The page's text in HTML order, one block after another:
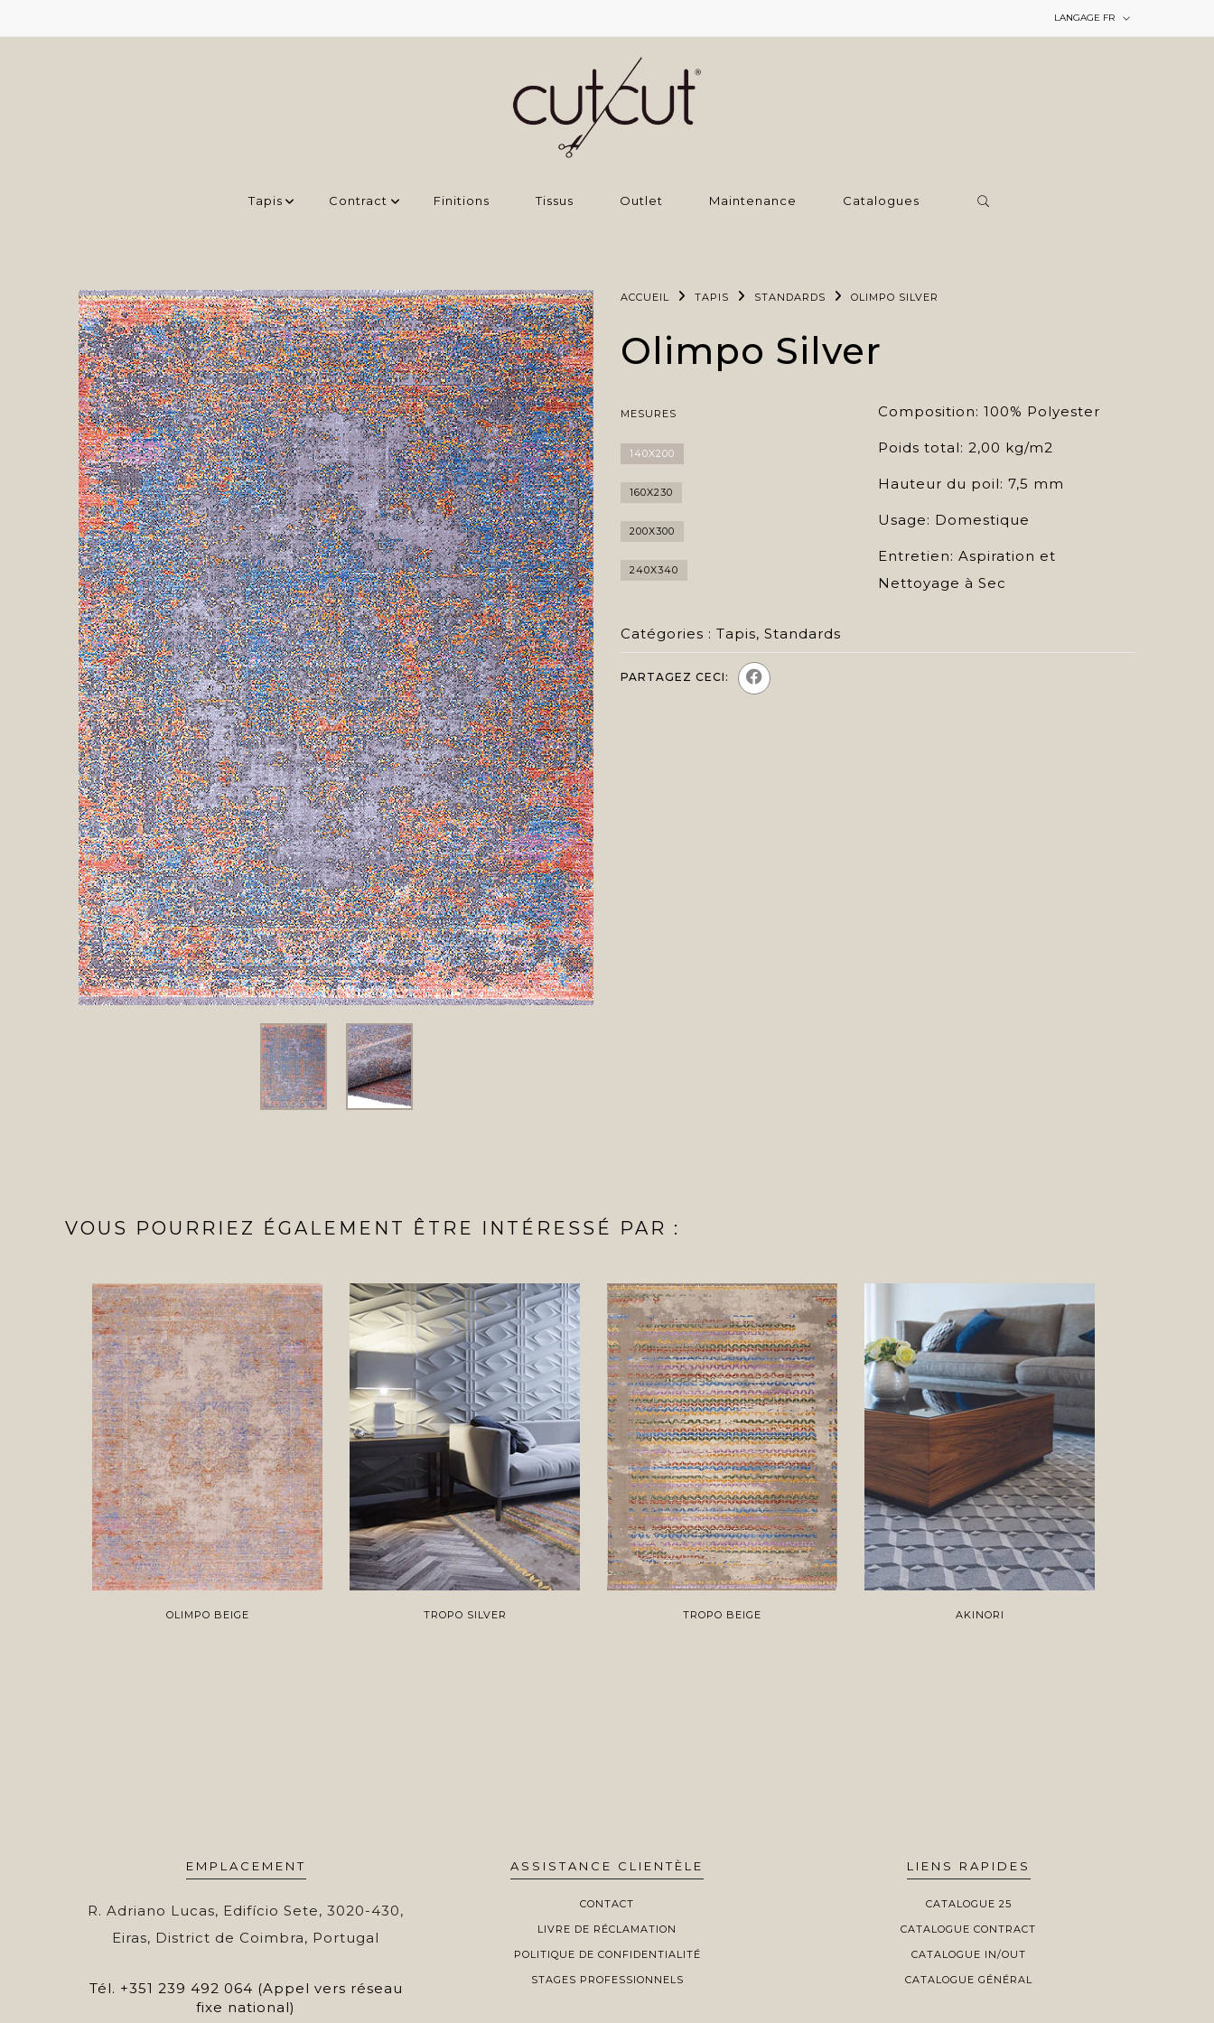
LANGAGE FR
Tapis Contract Finitions Tissus Outlet Maintenance Catalogues
ACCUEIL TAPIS STANDARDS OLIMPO SILVER
Olimpo Silver
MESURES
140X200
160X230
200X300
240X340
Composition: 100% Polyester
Poids total: 2,00 kg/m2
Hauteur du poil: 7,5 mm
Usage: Domestique
Entretien: Aspiration et
Nettoyage à Sec
Catégories : Tapis, Standards
PARTAGEZ CECI:
VOUS POURRIEZ ÉGALEMENT ÊTRE INTÉRESSÉ PAR :
OLIMPO BEIGE TROPO SILVER TROPO BEIGE AKINORI
EMPLACEMENT
R. Adriano Lucas, Edifício Sete, 3020-430,
Eiras, District de Coimbra, Portugal
Tél. +351 239 492 064 (Appel vers réseau
fixe national)
ASSISTANCE CLIENTÈLE
CONTACT
LIVRE DE RÉCLAMATION
POLITIQUE DE CONFIDENTIALITÉ
STAGES PROFESSIONNELS
LIENS RAPIDES
CATALOGUE 25
CATALOGUE CONTRACT
CATALOGUE IN/OUT
CATALOGUE GÉNÉRAL